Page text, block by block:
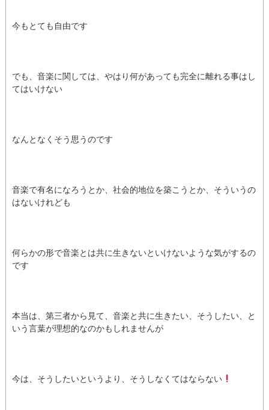
今もとても自由です
でも、音楽に関しては、やはり何があっても完全に離れる事はし
てはいけない
なんとなくそう思うのです
音楽で有名になろうとか、社会的地位を築こうとか、そういうの
はないけれども
何らかの形で音楽とは共に生きないといけないような気がするの
です
本当は、第三者から見て、音楽と共に生きたい、そうしたい、と
いう言葉が理想的なのかもしれませんが
今は、そうしたいというより、そうしなくてはならない